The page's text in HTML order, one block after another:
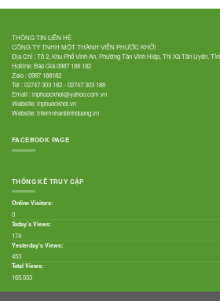
THÔNG TIN LIÊN HỆ
CÔNG TY TNHH MỘT THÀNH VIÊN PHƯỚC KHỞI
Địa Chỉ : Tổ 2, Khu Phố Vĩnh An, Phường Tân Vĩnh Hiệp, Thị Xã Tân Uyên,
Hotline: Báo Giá0987 188 182
Zalo :0987 188182
Tel :02747 303 182-02747 303 188
Email :inphuockhoi@yahoo.com.vn
Website:inphuockhoi.vn
Website:intemnhanbinhduong.vn
FACEBOOK PAGE
THỐNG KÊ TRUY CẬP
Online Visitors:
0
Today's Views:
174
Yesterday's Views:
453
Total Views:
165.033